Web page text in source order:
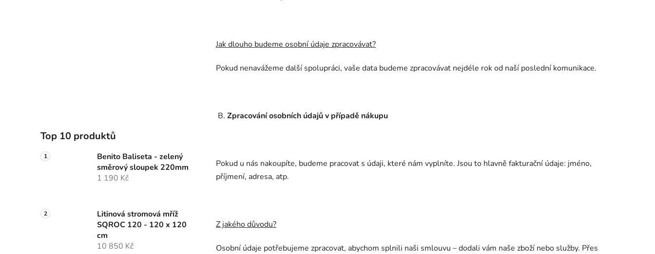
Top 10 produktů
Benito Baliseta - zelený
směrový sloupek 220mm
1 190 Kč
Litinová stromová mříž
SQROC 120 - 120 x 120
cm
10 850 Kč
Jak dlouho budeme osobní údaje zpracovávat?
Pokud nenavážeme další spolupráci, vaše data budeme zpracovávat nejdéle rok od naší poslední komunikace.
B. Zpracování osobních údajů v případě nákupu
Pokud u nás nakoupíte, budeme pracovat s údaji, které nám vyplníte. Jsou to hlavně fakturační údaje: jméno,
příjmení, adresa, atp.
Z jakého důvodu?
Osobní údaje potřebujeme zpracovat, abychom splnili naši smlouvu – dodali vám naše zboží nebo služby. Přes